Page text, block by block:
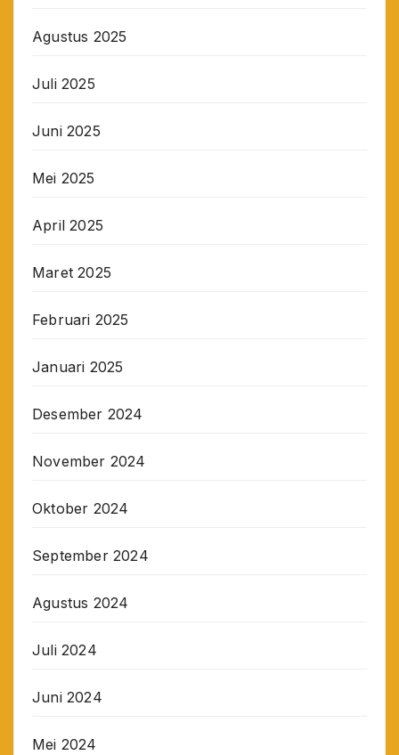
Agustus 2025
Juli 2025
Juni 2025
Mei 2025
April 2025
Maret 2025
Februari 2025
Januari 2025
Desember 2024
November 2024
Oktober 2024
September 2024
Agustus 2024
Juli 2024
Juni 2024
Mei 2024